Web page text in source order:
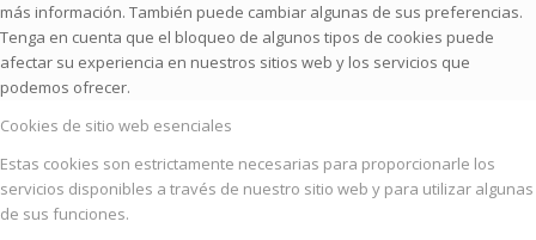
más información. También puede cambiar algunas de sus preferencias.
Tenga en cuenta que el bloqueo de algunos tipos de cookies puede
afectar su experiencia en nuestros sitios web y los servicios que
podemos ofrecer.
Cookies de sitio web esenciales
Estas cookies son estrictamente necesarias para proporcionarle los
servicios disponibles a través de nuestro sitio web y para utilizar algunas
de sus funciones.